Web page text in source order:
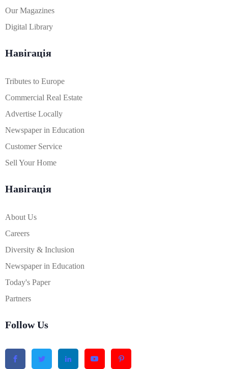
Our Magazines
Digital Library
Навігація
Tributes to Europe
Commercial Real Estate
Advertise Locally
Newspaper in Education
Customer Service
Sell Your Home
Навігація
About Us
Careers
Diversity & Inclusion
Newspaper in Education
Today's Paper
Partners
Follow Us